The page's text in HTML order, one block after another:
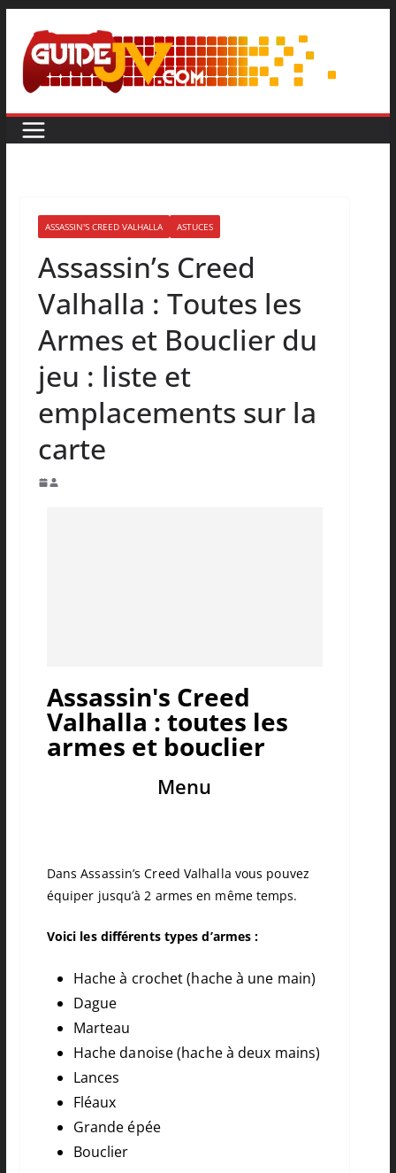
ASSASSIN'S CREED VALHALLA ASTUCES
Assassin’s Creed
Valhalla : Toutes les
Armes et Bouclier du
jeu : liste et
emplacements sur la
carte
Assassin's Creed
Valhalla : toutes les
armes et bouclier
Menu
Dans Assassin’s Creed Valhalla vous pouvez
équiper jusqu’à 2 armes en même temps.
Voici les différents types d’armes :
Hache à crochet (hache à une main)
Dague
Marteau
Hache danoise (hache à deux mains)
Lances
Fléaux
Grande épée
Bouclier